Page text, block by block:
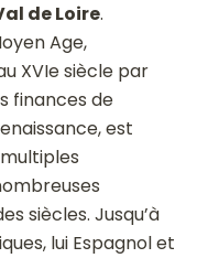
de Loire.
Age,
XVIe siècle par
finances de
est
siècles. Jusqu’à
lui Espagnol et